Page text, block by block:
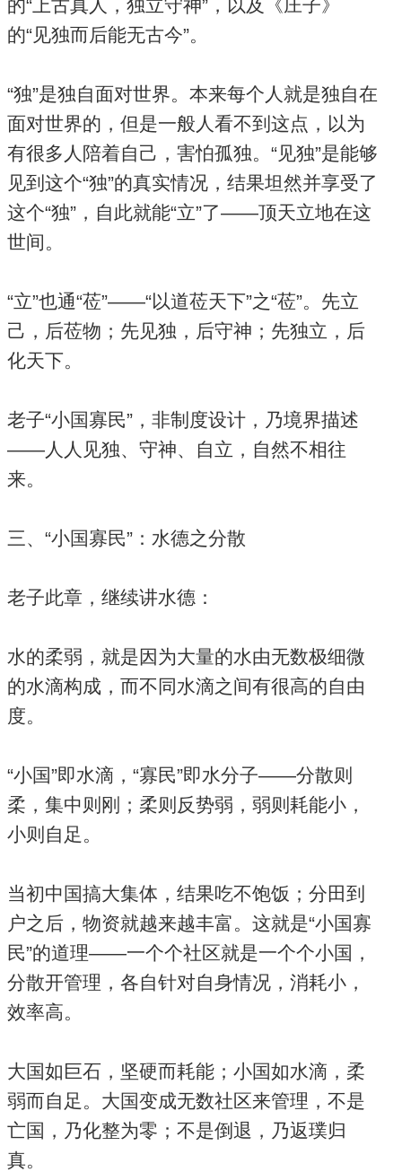
的“上古真人，独立守神”，以及《庄子》
的“见独而后能无古今”。
“独”是独自面对世界。本来每个人就是独自在
面对世界的，但是一般人看不到这点，以为
有很多人陪着自己，害怕孤独。“见独”是能够
见到这个“独”的真实情况，结果坦然并享受了
这个“独”，自此就能“立”了——顶天立地在这
世间。
“立”也通“莅”——“以道莅天下”之“莅”。先立
己，后莅物；先见独，后守神；先独立，后
化天下。
老子“小国寡民”，非制度设计，乃境界描述
——人人见独、守神、自立，自然不相往
来。
三、“小国寡民”：水德之分散
老子此章，继续讲水德：
水的柔弱，就是因为大量的水由无数极细微
的水滴构成，而不同水滴之间有很高的自由
度。
“小国”即水滴，“寡民”即水分子——分散则
柔，集中则刚；柔则反势弱，弱则耗能小，
小则自足。
当初中国搞大集体，结果吃不饱饭；分田到
户之后，物资就越来越丰富。这就是“小国寡
民”的道理——一个个社区就是一个个小国，
分散开管理，各自针对自身情况，消耗小，
效率高。
大国如巨石，坚硬而耗能；小国如水滴，柔
弱而自足。大国变成无数社区来管理，不是
亡国，乃化整为零；不是倒退，乃返璞归
真。